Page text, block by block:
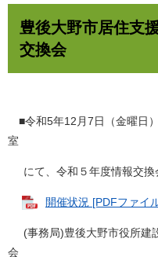
豊後大野市居住支
交換会
■令和5年12月7日（金曜日
室
にて、令和５年度情報交換
開催状況 [PDFファイ
(事務局)豊後大野市役所建
会